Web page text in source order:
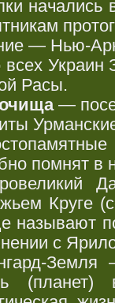
начались
— Нью-
Украин
Расы.
—
помнят в
Круге
называют
с
Земля
(планет)